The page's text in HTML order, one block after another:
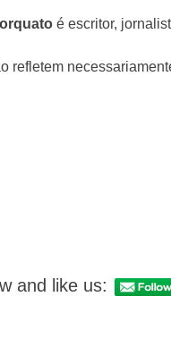
é escritor,
refletem
and like us: